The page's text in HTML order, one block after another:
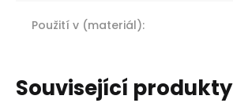
Použití v (materiál):
Související produkty